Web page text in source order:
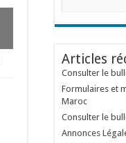
Articles
Consulter le
Formulaires et
Maroc
Consulter le
Annonces